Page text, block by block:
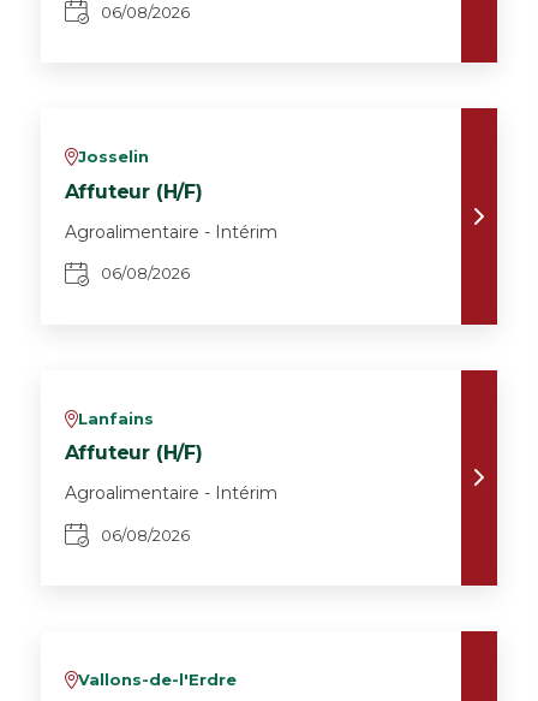
06/08/2026
vJosselin
Affuteur (H/F)
Agroalimentaire - Intérim
06/08/2026
vLanfains
Affuteur (H/F)
Agroalimentaire - Intérim
06/08/2026
vVallons-de-l'Erdre